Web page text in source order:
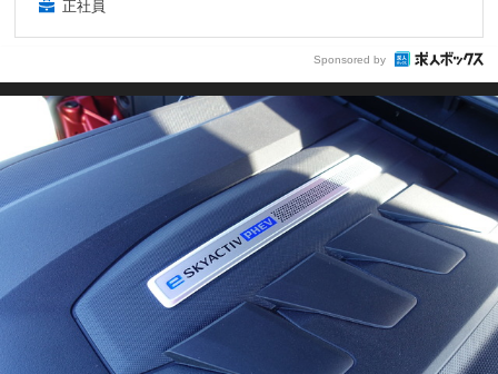
正社員
Sponsored by